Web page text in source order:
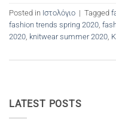
Posted in Ιστολόγιο | Tagged
fashion trends spring 2020
2020 knitwear summer 2020
LATEST POSTS